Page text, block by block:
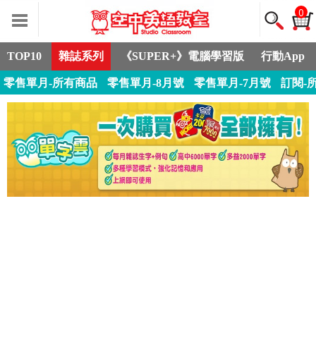
0
TOP10 雜誌系列 《SUPER+》電腦學習版 行動App
零售單月-所有商品 零售單月-8月號 零售單月-7月號 訂閱-